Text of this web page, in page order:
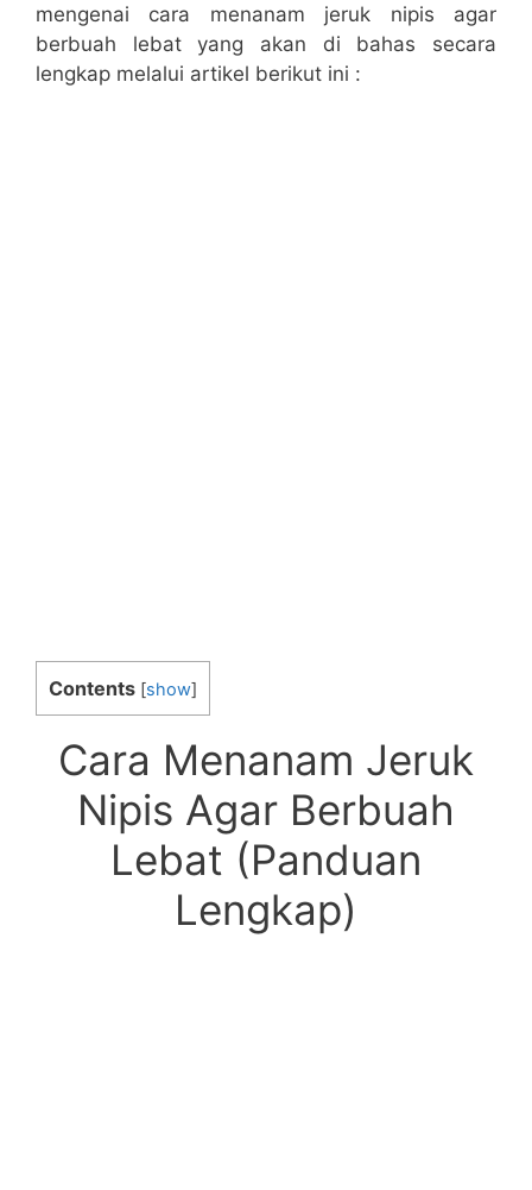
mengenai cara menanam jeruk nipis agar
berbuah lebat yang akan di bahas secara
lengkap melalui artikel berikut ini :
Contents [show]
Cara Menanam Jeruk
Nipis Agar Berbuah
Lebat (Panduan
Lengkap)